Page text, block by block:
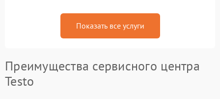
Показать все услуги
Преимущества сервисного центра
Testo